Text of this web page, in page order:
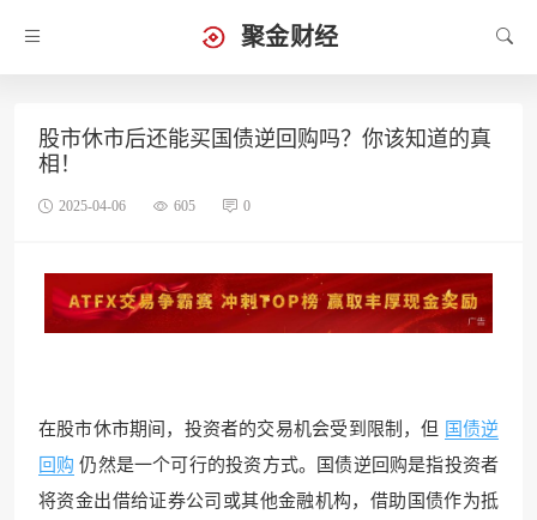
聚金财经
股市休市后还能买国债逆回购吗？你该知道的真
相！
2025-04-06 605 0
在股市休市期间，投资者的交易机会受到限制，但 国债逆
回购 仍然是一个可行的投资方式。国债逆回购是指投资者
将资金出借给证券公司或其他金融机构，借助国债作为抵